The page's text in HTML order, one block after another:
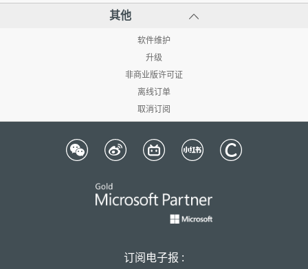
其他
软件维护
升级
非商业版许可证
离线订单
取消订阅
订阅电子报 :